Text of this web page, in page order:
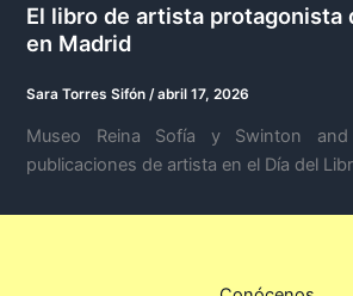
El libro de artista protagonista
en Madrid
Sara Torres Sifón /abril 17, 2026
Museo Reina Sofía y Swinton
publicaciones de artista en el Día del